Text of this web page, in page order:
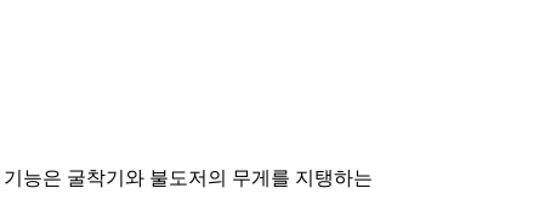
능은 굴착기와 불도저의 무게를 지탱하는